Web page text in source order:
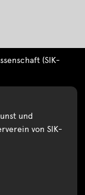
(SIK-
und
von SIK-